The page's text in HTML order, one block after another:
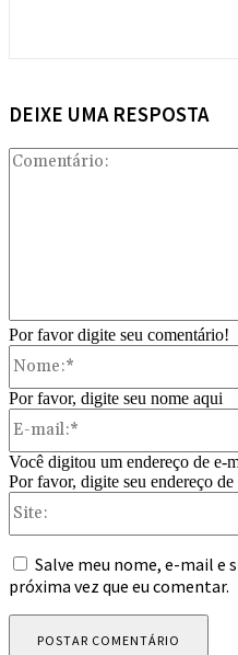
DEIXE UMA RESPOSTA
Por favor digite seu comentário!
Por favor, digite seu nome aqui
Você digitou um endereço de e-
Por favor, digite seu endereço
Salve meu nome, e-mail e
próxima vez que eu comentar.